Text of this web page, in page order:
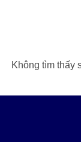
Không tìm thấy